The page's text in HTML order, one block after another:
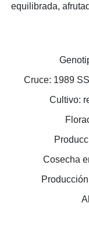
equilibrada,
Cruce: 1989
Cultivo:
Cosecha